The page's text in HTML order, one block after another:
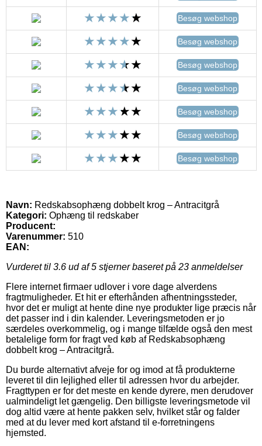
Besøg webshop
Besøg webshop
Besøg webshop
Besøg webshop
Besøg webshop
Besøg webshop
Besøg webshop
Navn: Redskabsophæng dobbelt krog – Antracitgrå
Kategori: Ophæng til redskaber
Producent:
Varenummer: 510
EAN:
Vurderet til 3.6 ud af 5 stjerner baseret på 23 anmeldelser
Flere internet firmaer udlover i vore dage alverdens
fragtmuligheder. Et hit er efterhånden afhentningssteder,
hvor det er muligt at hente dine nye produkter lige præcis når
det passer ind i din kalender. Leveringsmetoden er jo
særdeles overkommelig, og i mange tilfælde også den mest
betalelige form for fragt ved køb af Redskabsophæng
dobbelt krog – Antracitgrå.
Du burde alternativt afveje for og imod at få produkterne
leveret til din lejlighed eller til adressen hvor du arbejder.
Fragttypen er for det meste en kende dyrere, men derudover
ualmindeligt let gængelig. Den billigste leveringsmetode vil
dog altid være at hente pakken selv, hvilket står og falder
med at du lever med kort afstand til e-forretningens
hjemsted.